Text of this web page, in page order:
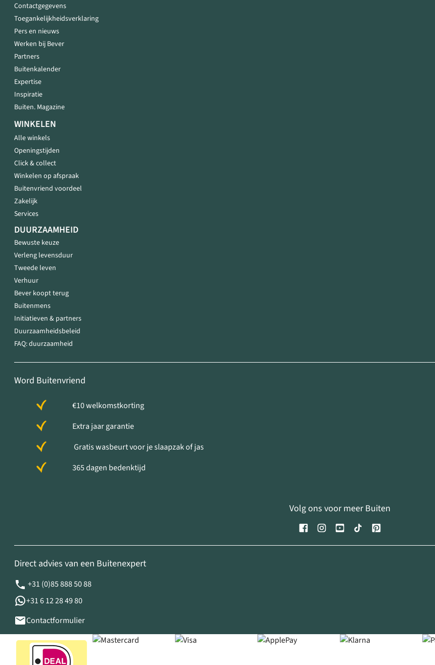
Contactgegevens
Toegankelijkheidsverklaring
Pers en nieuws
Werken bij Bever
Partners
Buitenkalender
Expertise
Inspiratie
Buiten. Magazine
WINKELEN
Alle winkels
Openingstijden
Click & collect
Winkelen op afspraak
Buitenvriend voordeel
Zakelijk
Services
DUURZAAMHEID
Bewuste keuze
Verleng levensduur
Tweede leven
Verhuur
Bever koopt terug
Buitenmens
Initiatieven & partners
Duurzaamheidsbeleid
FAQ: duurzaamheid
Word Buitenvriend
€10 welkomstkorting
Extra jaar garantie
Gratis wasbeurt voor je slaapzak of jas
365 dagen bedenktijd
Volg ons voor meer Buiten
Direct advies van een Buitenexpert
+31 (0)85 888 50 88
+31 6 12 28 49 80
Contactformulier